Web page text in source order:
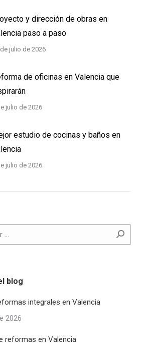
y dirección de obras en
paso a paso
julio de 2026
de oficinas en Valencia que
julio de 2026
estudio de cocinas y baños en
julio de 2026
blog
integrales en Valencia
2026
reformas en Valencia